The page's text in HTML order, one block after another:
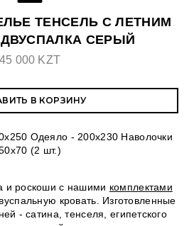
ТЕНСЕЛЬ С ЛЕТНИМ
СЕРЫЙ
45 000 KZT
В КОРЗИНУ
Одеяло - 200х230 Наволочки
(2 шт.)
и роскоши с нашими комплектами
кровать. Изготовленные
- сатина, тенселя, египетского